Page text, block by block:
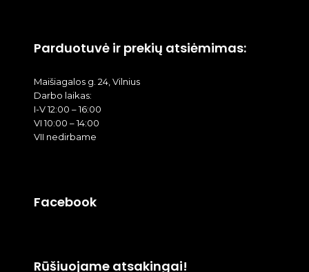
Parduotuvė ir prekių atsiėmimas:
Maišiagalos g. 24, Vilnius
Darbo laikas:
I-V 12:00 – 16:00
VI 10:00 – 14:00
VII nedirbame
Facebook
Rūšiuojame atsakingai!